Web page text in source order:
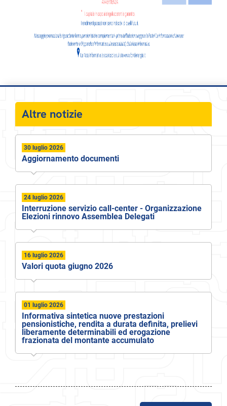
Altre notizie
30 luglio 2026
Aggiornamento documenti
24 luglio 2026
Interruzione servizio call-center - Organizzazione
Elezioni rinnovo Assemblea Delegati
16 luglio 2026
Valori quota giugno 2026
01 luglio 2026
Informativa sintetica nuove prestazioni
pensionistiche, rendita a durata definita, prelievi
liberamente determinabili ed erogazione
frazionata del montante accumulato